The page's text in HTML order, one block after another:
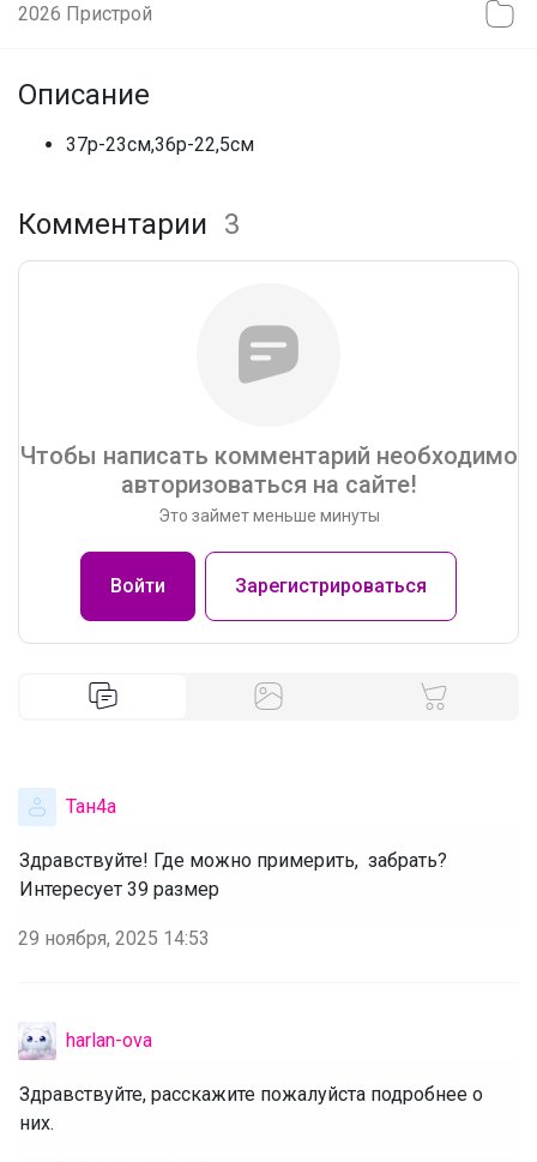
2026 Пристрой
Описание
37р-23см,36р-22,5см
Комментарии 3
Чтобы написать комментарий необходимо
авторизоваться на сайте!
Это займет меньше минуты
Войти Зарегистрироваться
Тан4а
Здравствуйте! Где можно примерить,  забрать?
Интересует 39 размер
29 ноября, 2025 14:53
harlan-ova
Здравствуйте, расскажите пожалуйста подробнее о
них.